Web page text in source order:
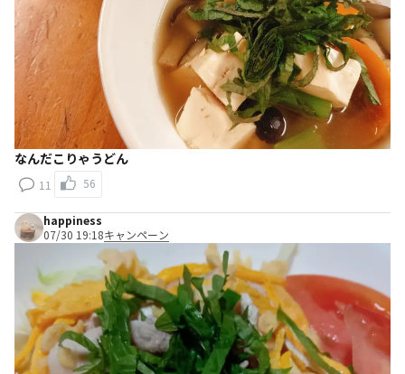
なんだこりゃうどん
11 56
happiness
07/30 19:18キャンペーン